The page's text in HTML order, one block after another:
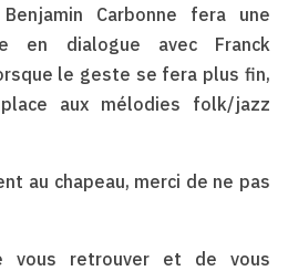
Carbonne fera une
en dialogue avec Franck
le geste se fera plus fin,
aux mélodies folk/jazz
au chapeau, merci de ne pas
vous retrouver et de vous